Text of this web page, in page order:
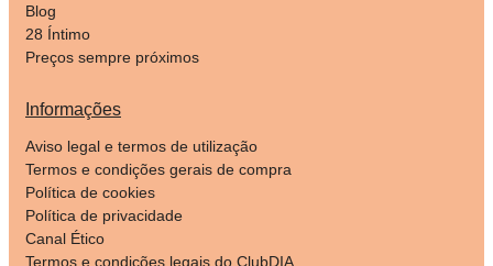
Blog
28 Íntimo
Preços sempre próximos
Informações
Aviso legal e termos de utilização
Termos e condições gerais de compra
Política de cookies
Política de privacidade
Canal Ético
Termos e condições legais do ClubDIA